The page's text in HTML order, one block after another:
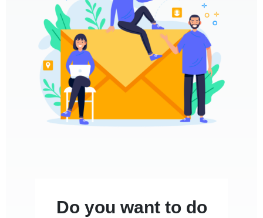
Do you want to do